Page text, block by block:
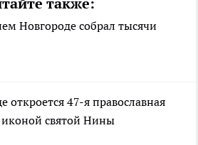
Новгороде собрал тысячи
47-я православная
иконой святой Нины